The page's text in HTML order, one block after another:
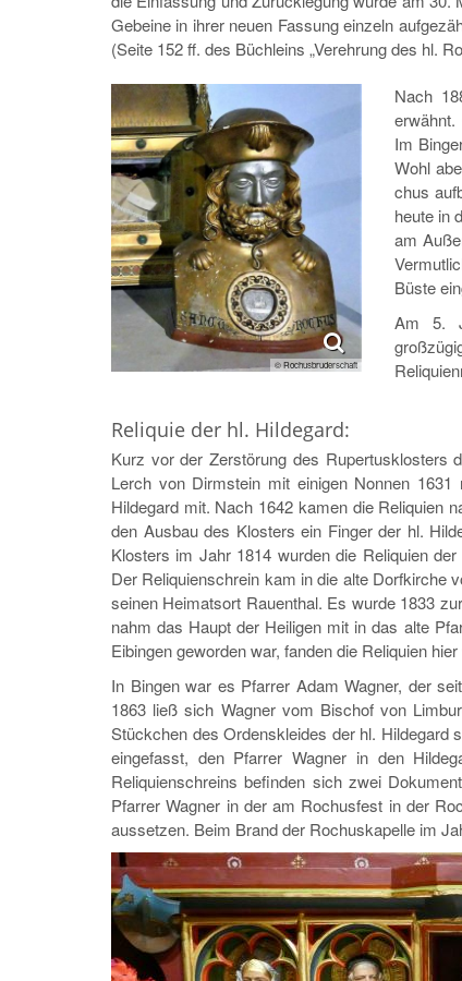
Gebeine in ihrer neuen Fassung einzeln
(Seite 152 ff. des Büchleins „Verehrung des hl.
© Rochusbruderschaft
Nach
Im
Wohl
chus
heute in
am
Büste
Am 5.
Reliquie der hl. Hildegard:
Kurz vor der Zerstörung des Rupertusklosters
Lerch von Dirmstein mit einigen Nonnen
Hildegard mit. Nach 1642 kamen die Reliquien
den Ausbau des Klosters ein Finger der hl.
Klosters im Jahr 1814 wurden die Reliquien
Der Reliquienschrein kam in die alte Dorfkirche
seinen Heimatsort Rauenthal. Es wurde 1833
nahm das Haupt der Heiligen mit in das alte
Eibingen geworden war, fanden die Reliquien
In Bingen war es Pfarrer Adam Wagner, der
1863 ließ sich Wagner vom Bischof von
Stückchen des Ordenskleides der hl. Hildegard
eingefasst, den Pfarrer Wagner in den
Reliquienschreins befinden sich zwei
Pfarrer Wagner in der am Rochusfest in der
aussetzen. Beim Brand der Rochuskapelle im